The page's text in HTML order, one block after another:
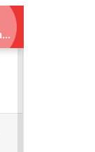
Rigvedic Names in Denmark? Nick Collins on India’s Forgotten Links With Europe